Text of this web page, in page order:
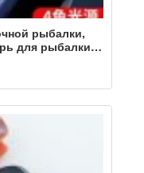
рыбалки,
для рыбалки,
головка,
батареи,
для крышки